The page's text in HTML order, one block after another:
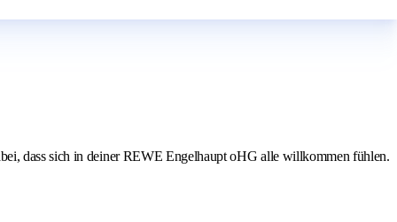
dass sich in deiner REWE Engelhaupt oHG alle willkommen fühlen.